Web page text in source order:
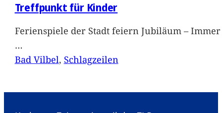
Treffpunkt für Kinder
Ferienspiele der Stadt feiern Jubiläum –
…
Bad Vilbel, Schlagzeilen